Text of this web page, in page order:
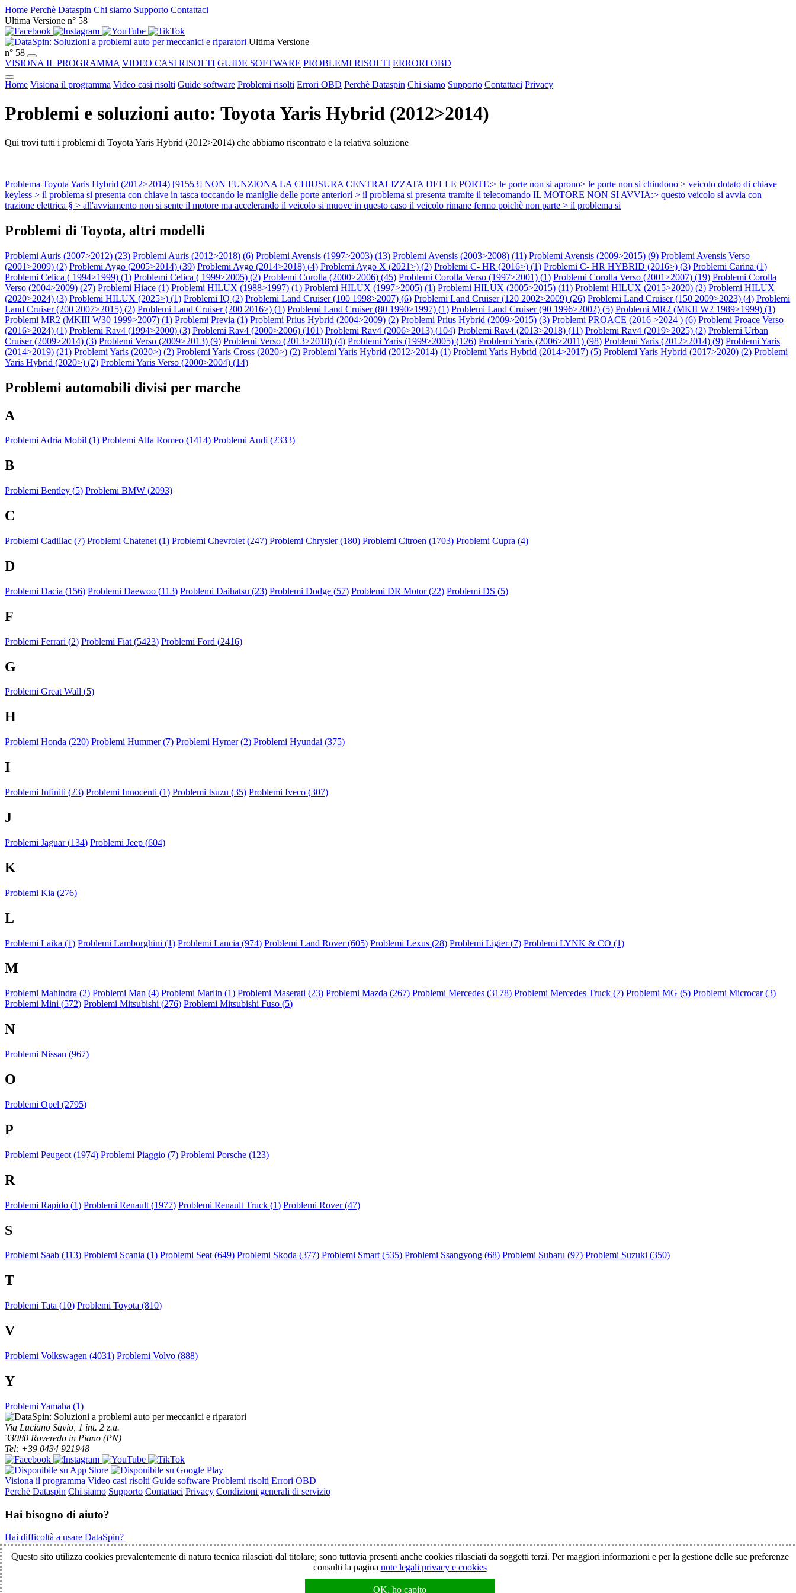
Home Perchè Dataspin Chi siamo Supporto Contattaci
Ultima Versione n° 58
Ultima Versione
n° 58
VISIONA IL PROGRAMMA VIDEO CASI RISOLTI GUIDE SOFTWARE PROBLEMI RISOLTI ERRORI OBD
Home Visiona il programma Video casi risolti Guide software Problemi risolti Errori OBD Perchè Dataspin Chi siamo Supporto Contattaci Privacy
Problemi e soluzioni auto: Toyota Yaris Hybrid (2012>2014)
Qui trovi tutti i problemi di Toyota Yaris Hybrid (2012>2014) che abbiamo riscontrato e la relativa soluzione
Problema Toyota Yaris Hybrid (2012>2014) [91553] NON FUNZIONA LA CHIUSURA CENTRALIZZATA DELLE PORTE:> le porte non si aprono> le porte non si chiudono > veicolo dotato di chiave
keyless > il problema si presenta con chiave in tasca toccando le maniglie delle porte anteriori > il problema si presenta tramite il telecomando IL MOTORE NON SI AVVIA:> questo veicolo si avvia con
trazione elettrica § > all'avviamento non si sente il motore ma accelerando il veicolo si muove in questo caso il veicolo rimane fermo poichè non parte > il problema si
Problemi di Toyota, altri modelli
Problemi Auris (2007>2012) (23) Problemi Auris (2012>2018) (6) Problemi Avensis (1997>2003) (13) Problemi Avensis (2003>2008) (11) Problemi Avensis (2009>2015) (9) Problemi Avensis Verso
(2001>2009) (2) Problemi Aygo (2005>2014) (39) Problemi Aygo (2014>2018) (4) Problemi Aygo X (2021>) (2) Problemi C- HR (2016>) (1) Problemi C- HR HYBRID (2016>) (3) Problemi Carina (1)
Problemi Celica ( 1994>1999) (1) Problemi Celica ( 1999>2005) (2) Problemi Corolla (2000>2006) (45) Problemi Corolla Verso (1997>2001) (1) Problemi Corolla Verso (2001>2007) (19) Problemi Corolla
Verso (2004>2009) (27) Problemi Hiace (1) Problemi HILUX (1988>1997) (1) Problemi HILUX (1997>2005) (1) Problemi HILUX (2005>2015) (11) Problemi HILUX (2015>2020) (2) Problemi HILUX
(2020>2024) (3) Problemi HILUX (2025>) (1) Problemi IQ (2) Problemi Land Cruiser (100 1998>2007) (6) Problemi Land Cruiser (120 2002>2009) (26) Problemi Land Cruiser (150 2009>2023) (4) Problemi
Land Cruiser (200 2007>2015) (2) Problemi Land Cruiser (200 2016>) (1) Problemi Land Cruiser (80 1990>1997) (1) Problemi Land Cruiser (90 1996>2002) (5) Problemi MR2 (MKII W2 1989>1999) (1)
Problemi MR2 (MKIII W30 1999>2007) (1) Problemi Previa (1) Problemi Prius Hybrid (2004>2009) (2) Problemi Prius Hybrid (2009>2015) (3) Problemi PROACE (2016 >2024 ) (6) Problemi Proace Verso
(2016>2024) (1) Problemi Rav4 (1994>2000) (3) Problemi Rav4 (2000>2006) (101) Problemi Rav4 (2006>2013) (104) Problemi Rav4 (2013>2018) (11) Problemi Rav4 (2019>2025) (2) Problemi Urban
Cruiser (2009>2014) (3) Problemi Verso (2009>2013) (9) Problemi Verso (2013>2018) (4) Problemi Yaris (1999>2005) (126) Problemi Yaris (2006>2011) (98) Problemi Yaris (2012>2014) (9) Problemi Yaris
(2014>2019) (21) Problemi Yaris (2020>) (2) Problemi Yaris Cross (2020>) (2) Problemi Yaris Hybrid (2012>2014) (1) Problemi Yaris Hybrid (2014>2017) (5) Problemi Yaris Hybrid (2017>2020) (2) Problemi
Yaris Hybrid (2020>) (2) Problemi Yaris Verso (2000>2004) (14)
Problemi automobili divisi per marche
A
Problemi Adria Mobil (1) Problemi Alfa Romeo (1414) Problemi Audi (2333)
B
Problemi Bentley (5) Problemi BMW (2093)
C
Problemi Cadillac (7) Problemi Chatenet (1) Problemi Chevrolet (247) Problemi Chrysler (180) Problemi Citroen (1703) Problemi Cupra (4)
D
Problemi Dacia (156) Problemi Daewoo (113) Problemi Daihatsu (23) Problemi Dodge (57) Problemi DR Motor (22) Problemi DS (5)
F
Problemi Ferrari (2) Problemi Fiat (5423) Problemi Ford (2416)
G
Problemi Great Wall (5)
H
Problemi Honda (220) Problemi Hummer (7) Problemi Hymer (2) Problemi Hyundai (375)
I
Problemi Infiniti (23) Problemi Innocenti (1) Problemi Isuzu (35) Problemi Iveco (307)
J
Problemi Jaguar (134) Problemi Jeep (604)
K
Problemi Kia (276)
L
Problemi Laika (1) Problemi Lamborghini (1) Problemi Lancia (974) Problemi Land Rover (605) Problemi Lexus (28) Problemi Ligier (7) Problemi LYNK & CO (1)
M
Problemi Mahindra (2) Problemi Man (4) Problemi Marlin (1) Problemi Maserati (23) Problemi Mazda (267) Problemi Mercedes (3178) Problemi Mercedes Truck (7) Problemi MG (5) Problemi Microcar (3)
Problemi Mini (572) Problemi Mitsubishi (276) Problemi Mitsubishi Fuso (5)
N
Problemi Nissan (967)
O
Problemi Opel (2795)
P
Problemi Peugeot (1974) Problemi Piaggio (7) Problemi Porsche (123)
R
Problemi Rapido (1) Problemi Renault (1977) Problemi Renault Truck (1) Problemi Rover (47)
S
Problemi Saab (113) Problemi Scania (1) Problemi Seat (649) Problemi Skoda (377) Problemi Smart (535) Problemi Ssangyong (68) Problemi Subaru (97) Problemi Suzuki (350)
T
Problemi Tata (10) Problemi Toyota (810)
V
Problemi Volkswagen (4031) Problemi Volvo (888)
Y
Problemi Yamaha (1)
Via Luciano Savio, 1 int. 2 z.a.
33080 Roveredo in Piano (PN)
Tel: +39 0434 921948
Visiona il programma Video casi risolti Guide software Problemi risolti Errori OBD
Perchè Dataspin Chi siamo Supporto Contattaci Privacy Condizioni generali di servizio
Hai bisogno di aiuto?
Hai difficoltà a usare DataSpin?
Clicca per la teleassistenza!
© 2003-2026 DataSpin è un marchio SpinelCar - Tutti i diritti riservati - È vietata la riproduzione anche parziale - Partita IVA 01854890934
Questo sito utilizza cookies prevalentemente di natura tecnica rilasciati dal titolare; sono tuttavia presenti anche cookies rilasciati da soggetti terzi. Per maggiori informazioni e per la gestione delle sue preferenze
consulti la pagina note legali privacy e cookies
OK, ho capito